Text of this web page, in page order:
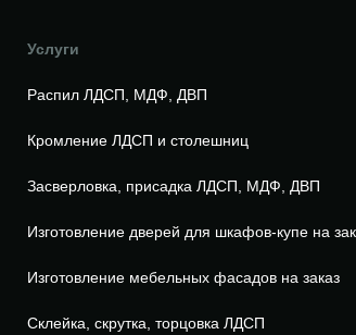
Услуги
Распил ЛДСП, МДФ, ДВП
Кромление ЛДСП и столешниц
Засверловка, присадка ЛДСП, МДФ, ДВП
Изготовление дверей для шкафов-купе на
Изготовление мебельных фасадов на заказ
Склейка, скрутка, торцовка ЛДСП